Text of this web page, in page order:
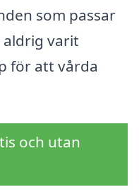
som passar
aldrig varit
för att vårda
och utan